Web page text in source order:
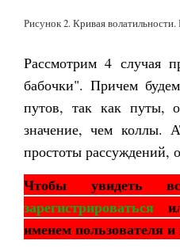
Рисунок 2. Кривая
Рассмотрим 4 случая
бабочки". Причем
путов, так как путы,
значение, чем коллы.
простоты рассуждений,
Чтобы увидеть
зарегистрироваться
именем пользователя